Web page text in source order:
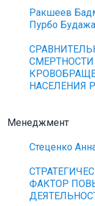
Ракшеев
Пурбо
НАСЕЛЕНИЯ
Менеджмент
Стеценко
ФАКТОР